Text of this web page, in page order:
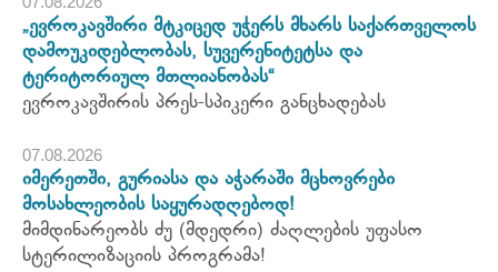
„ევროკავშირი მტკიცედ უჭერს მხარს საქართველოს
დამოუკიდებლობას, სუვერენიტეტსა და
ტერიტორიულ მთლიანობას“
ევროკავშირის პრეს-სპიკერი განცხადებას
07.08.2026
იმერეთში, გურიასა და აჭარაში მცხოვრები
მოსახლეობის საყურადღებოდ!
მიმდინარეობს ძუ (მდედრი) ძაღლების უფასო
სტერილიზაციის პროგრამა!